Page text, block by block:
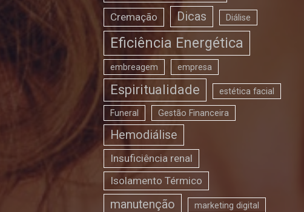
Cremação Dicas Diálise
Eficiência Energética
embreagem empresa
Espiritualidade estética facial
Funeral Gestão Financeira
Hemodiálise
Insuficiência renal
Isolamento Térmico
manutenção marketing digital